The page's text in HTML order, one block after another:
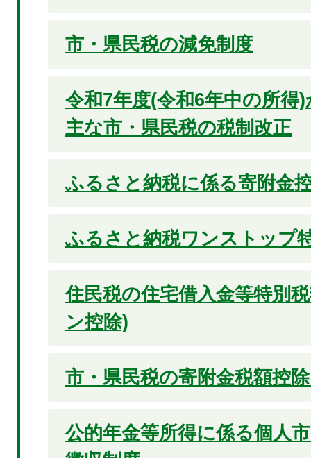
市・県民税の減免制度
令和7年度(令和6年中の所得
主な市・県民税の税制改正
ふるさと納税に係る寄附金
ふるさと納税ワンストップ
住民税の住宅借入金等特別
ン控除)
市・県民税の寄附金税額控
公的年金等所得に係る個人